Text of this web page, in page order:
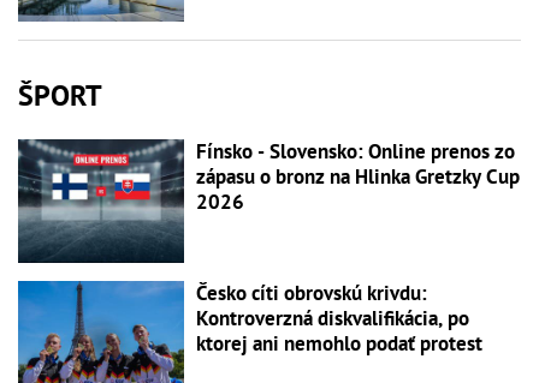
ŠPORT
Fínsko - Slovensko: Online prenos zo
zápasu o bronz na Hlinka Gretzky Cup
2026
Česko cíti obrovskú krivdu:
Kontroverzná diskvalifikácia, po
ktorej ani nemohlo podať protest